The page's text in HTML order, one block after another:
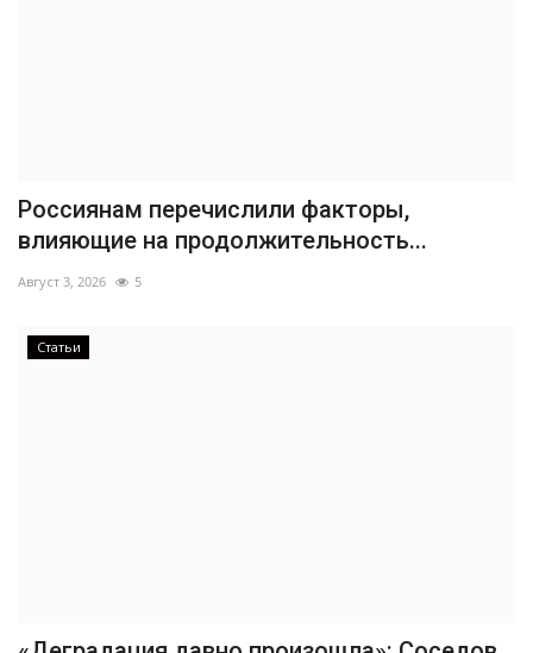
Россиянам перечислили факторы,
влияющие на продолжительность...
Август 3, 2026 5
Статьи